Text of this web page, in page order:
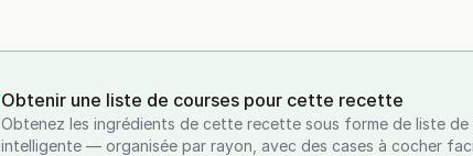
Obtenir une liste de courses pour cette recette
Obtenez les ingrédients de cette recette sous forme de liste de
intelligente — organisée par rayon, avec des cases à cocher